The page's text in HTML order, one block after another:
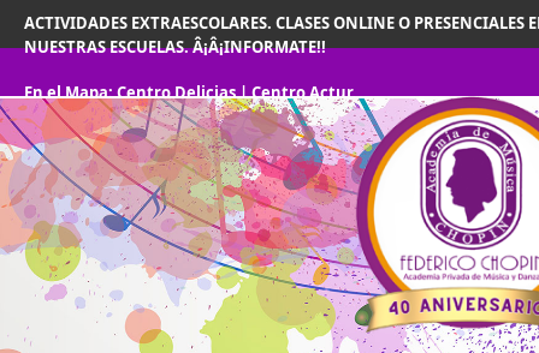
ACTIVIDADES EXTRAESCOLARES. CLASES ONLINE O PRESENCIALES
NUESTRAS ESCUELAS. Â¡Â¡INFORMATE!!
En el Mapa:Centro Delicias|Centro Actur